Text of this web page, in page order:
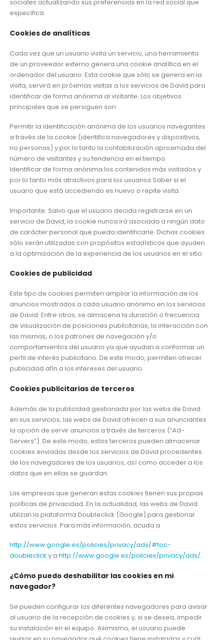
sociales actualizando sus preferencias en la red social que
específica.
Cookies de analíticas
Cada vez que un usuario visita un servicio, una herramienta
de un proveedor externo genera una cookie analítica en el
ordenador del usuario. Esta cookie que sólo se genera en la
visita, servirá en próximas visitas a los servicios de David para
identificar de forma anónima al visitante. Los objetivos
principales que se persiguen son:
Permitir la identificación anónima de los usuarios navegantes
a través de la cookie (identifica navegadores y dispositivos,
no personas) y por lo tanto la contabilización aproximada del
número de visitantes y su tendencia en el tiempo.
Identificar de forma anónima los contenidos más visitados y
por lo tanto más atractivos para los usuarios Saber si el
usuario que está accediendo es nuevo o repite visita.
Importante: Salvo que el usuario decida registrarse en un
servicio de David, la cookie nunca irá asociada a ningún dato
de carácter personal que pueda identificarle. Dichas cookies
sólo serán utilizadas con propósitos estadísticos que ayuden
a la optimización de la experiencia de los usuarios en el sitio.
Cookies de publicidad
Este tipo de cookies permiten ampliar la información de los
anuncios mostrados a cada usuario anónimo en los servicios
de David. Entre otros, se almacena la duración o frecuencia
de visualización de posiciones publicitarias, la interacción con
las mismas, o los patrones de navegación y/o
comportamientos del usuario ya que ayudan a conformar un
perfil de interés publicitario. De este modo, permiten ofrecer
publicidad afín a los intereses del usuario.
Cookies publicitarias de terceros
Además de la publicidad gestionada por las webs de David
en sus servicios, las webs de David ofrecen a sus anunciantes
la opción de servir anuncios a través de terceros (“Ad-
Servers”). De este modo, estos terceros pueden almacenar
cookies enviadas desde los servicios de David procedentes
de los navegadores de los usuarios, así como acceder a los
datos que en ellas se guardan.
Las empresas que generan estas cookies tienen sus propias
políticas de privacidad. En la actualidad, las webs de David
utilizan la plataforma Doubleclick (Google) para gestionar
estos servicios. Para más información, acuda a
http://www.google.es/policies/privacy/ads/#toc-
doubleclick y a http://www.google.es/policies/privacy/ads/.
¿Cómo puedo deshabilitar las cookies en mi
navegador?
Se pueden configurar los diferentes navegadores para avisar
al usuario de la recepción de cookies y, si se desea, impedir
su instalación en el equipo. Asimismo, el usuario puede